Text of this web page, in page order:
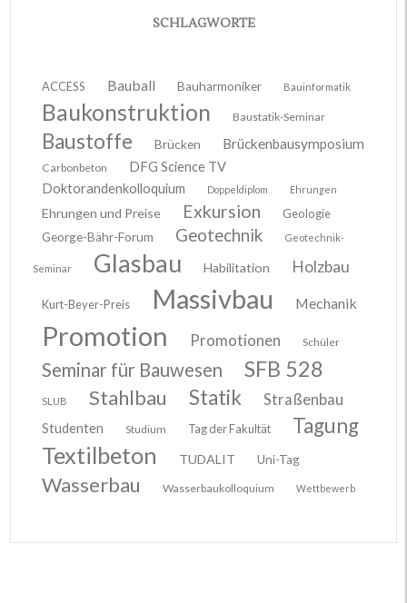
SCHLAGWORTE
ACCESS Bauball Bauharmoniker Bauinformatik
Baukonstruktion Baustatik-Seminar
Baustoffe Brücken Brückenbausymposium
Carbonbeton
DFG Science TV
Doktorandenkolloquium
Doppeldiplom Ehrungen
Ehrungen und Preise Exkursion
Geologie
George-Bähr-Forum
Geotechnik Geotechnik-
Seminar Glasbau Habilitation Holzbau
Kurt-Beyer-Preis Massivbau Mechanik
Promotion Promotionen Schüler
Seminar für Bauwesen SFB 528
SLUB Stahlbau Statik Straßenbau
Studenten Studium Tag der Fakultät Tagung
Textilbeton TUDALIT Uni-Tag
Wasserbau Wasserbaukolloquium Wettbewerb